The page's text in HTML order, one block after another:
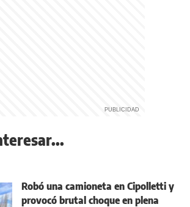
Robó una camioneta en Cipolletti y
provocó brutal choque en plena